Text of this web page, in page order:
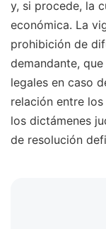
y, si procede, la
económica. La
prohibición de
demandante,
legales en caso
relación entre
los dictámenes
de resolución